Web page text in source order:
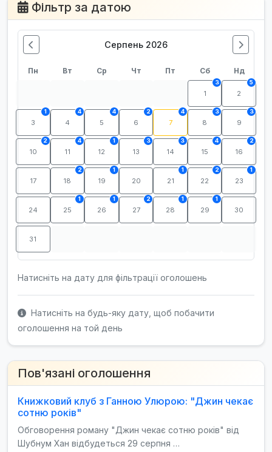
Фільтр за датою
Серпень 2026
Пн Вт Ср Чт Пт Сб Нд
1
3
2
5
3
1
4
4
5
4
6
2
7
4
8
3
9
3
10
2
11
4
12
1
13
3
14
3
15
4
16
2
17 18
2
19
1
20 21
1
22
2
23
1
24 25
1
26
1
27
2
28
1
29
1
30
31
Натисніть на дату для фільтрації оголошень
Натисніть на будь-яку дату, щоб побачити
оголошення на той день
Пов'язані оголошення
Книжковий клуб з Ганною Улюрою: "Джин чекає
сотню років"
Обговорення роману "Джин чекає сотню років" від
Шубнум Хан відбудеться 29 серпня …